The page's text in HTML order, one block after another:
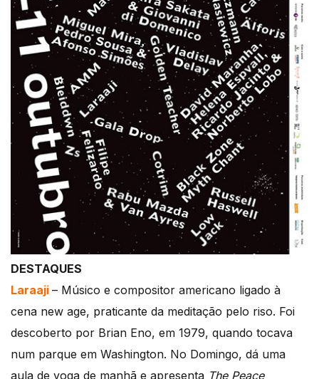
DESTAQUES
Laraaji – Músico e compositor americano ligado à
cena new age, praticante da meditação pelo riso. Foi
descoberto por Brian Eno, em 1979, quando tocava
num parque em Washington. No Domingo, dá uma
aula de yoga de manhã e apresenta The Peace